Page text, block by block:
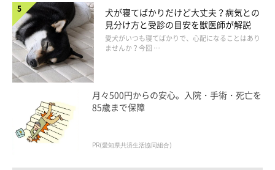
しょうか？
岡本先生：
「まずは、病的な原因の鑑別
時間、部位などの記録をつけて、動物病院を受診しましょう。
病的な原因がなくストレスなどで体をかく場合は、可能であれば
犬をストレスの対象から遠ざけたり、関わる時間を減らす、もし
くは慣らすなどの対処をしてみてください」
犬が寝てばかりだけど大丈夫？病気との
見分け方と受診の目安を獣医師が解説
愛犬がいつも寝てばかりで、心配になることはあり
ませんか？今回 …
月々500円からの安心。入院・手術・死亡を
85歳まで保障
PR(愛知県共済生活協同組合)